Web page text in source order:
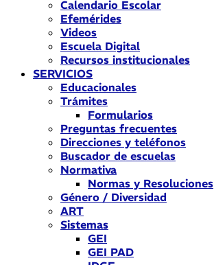
Calendario Escolar
Efemérides
Videos
Escuela Digital
Recursos institucionales
SERVICIOS
Educacionales
Trámites
Formularios
Preguntas frecuentes
Direcciones y teléfonos
Buscador de escuelas
Normativa
Normas y Resoluciones
Género / Diversidad
ART
Sistemas
GEI
GEI PAD